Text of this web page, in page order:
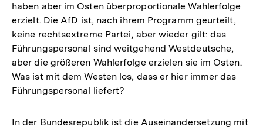
haben aber im Osten überproportionale Wahlerfolge
erzielt. Die AfD ist, nach ihrem Programm geurteilt,
keine rechtsextreme Partei, aber wieder gilt: das
Führungspersonal sind weitgehend Westdeutsche,
aber die größeren Wahlerfolge erzielen sie im Osten.
Was ist mit dem Westen los, dass er hier immer das
Führungspersonal liefert?
In der Bundesrepublik ist die Auseinandersetzung mit